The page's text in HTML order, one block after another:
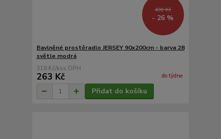
430 Kč
- 26 %
Bavlněné prostěradlo JERSEY 90x200cm - barva 28
světle modrá
318 Kč/ks
263 Kč do týdne
Přidat do košíku